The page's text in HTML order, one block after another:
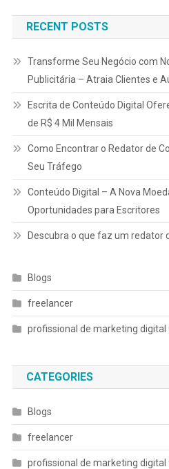
RECENT POSTS
Transforme Seu Negócio com
Publicitária – Atraia Clientes e
Escrita de Conteúdo Digital
de R$ 4 Mil Mensais
Como Encontrar o Redator de
Seu Tráfego
Conteúdo Digital – A Nova
Oportunidades para Escritores
Descubra o que faz um redator
Blogs
freelancer
profissional de marketing
CATEGORIES
Blogs
freelancer
profissional de marketing